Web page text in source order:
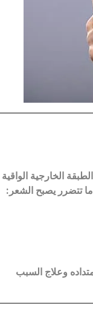
الخارجية الواقية
تتضرر يصبح الشعر :
وعلاج السبب